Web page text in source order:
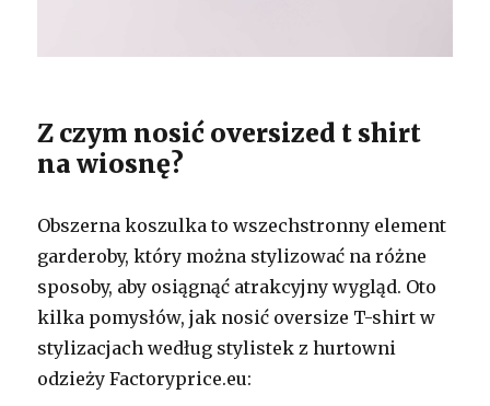
Z czym nosić oversized t shirt
na wiosnę?
Obszerna koszulka to wszechstronny element
garderoby, który można stylizować na różne
sposoby, aby osiągnąć atrakcyjny wygląd. Oto
kilka pomysłów, jak nosić oversize T-shirt w
stylizacjach według stylistek z hurtowni
odzieży Factoryprice.eu: